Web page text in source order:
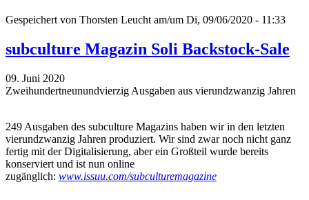
Gespeichert von Thorsten Leucht am/um Di, 09/06/2020 - 11:33
subculture Magazin Soli Backstock-Sale
09. Juni 2020
Zweihundertneunundvierzig Ausgaben aus vierundzwanzig Jahren
249 Ausgaben des subculture Magazins haben wir in den letzten
vierundzwanzig Jahren produziert. Wir sind zwar noch nicht ganz
fertig mit der Digitalisierung, aber ein Großteil wurde bereits
konserviert und ist nun online
zugänglich: www.issuu.com/subculturemagazine